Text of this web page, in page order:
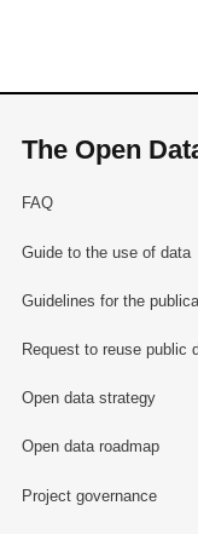
The Open
FAQ
Guide to the use of data
Guidelines for the
Request to reuse public
Open data strategy
Open data roadmap
Project governance